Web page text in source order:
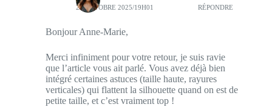
27 OCTOBRE 2025/19H01 RÉPONDRE
Bonjour Anne-Marie,
Merci infiniment pour votre retour, je suis ravie
que l’article vous ait parlé. Vous avez déjà bien
intégré certaines astuces (taille haute, rayures
verticales) qui flattent la silhouette quand on est de
petite taille, et c’est vraiment top !